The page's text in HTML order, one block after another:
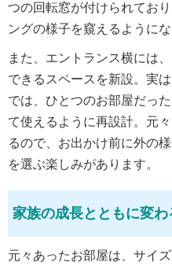
つの回転窓が付けられてお
ングの様子を窺えるようにな
また、エントランス横には
できるスペースを新設。実
では、ひとつのお部屋だっ
て使えるように再設計。元
るので、お出かけ前に外の
を選ぶ楽しみがあります。
家族の成長とともに変わ
元々あったお部屋は、サイ